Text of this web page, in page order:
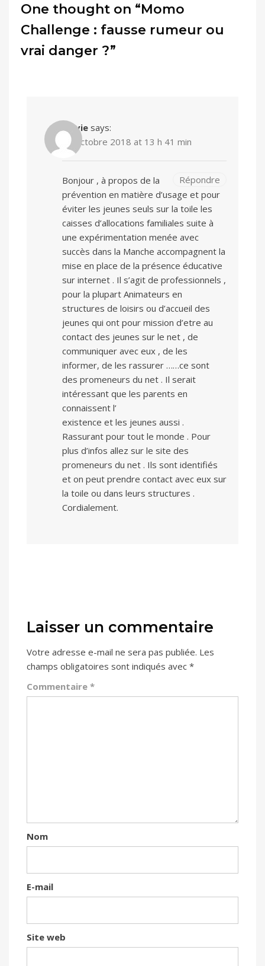
One thought on “Momo
Challenge : fausse rumeur ou
vrai danger ?”
Sylvie says:
25 octobre 2018 at 13 h 41 min
Répondre
Bonjour , à propos de la
prévention en matière d’usage et pour
éviter les jeunes seuls sur la toile les
caisses d’allocations familiales suite à
une expérimentation menée avec
succès dans la Manche accompagnent la
mise en place de la présence éducative
sur internet . Il s’agit de professionnels ,
pour la plupart Animateurs en
structures de loisirs ou d’accueil des
jeunes qui ont pour mission d’etre au
contact des jeunes sur le net , de
communiquer avec eux , de les
informer, de les rassurer ……ce sont
des promeneurs du net . Il serait
intéressant que les parents en
connaissent l’
existence et les jeunes aussi .
Rassurant pour tout le monde . Pour
plus d’infos allez sur le site des
promeneurs du net . Ils sont identifiés
et on peut prendre contact avec eux sur
la toile ou dans leurs structures .
Cordialement.
Laisser un commentaire
Votre adresse e-mail ne sera pas publiée. Les
champs obligatoires sont indiqués avec *
Commentaire *
Nom
E-mail
Site web